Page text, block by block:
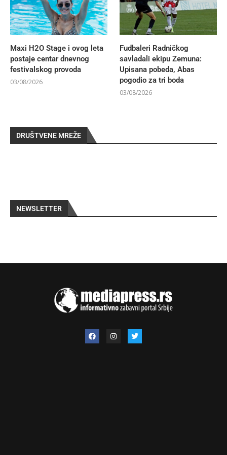
Maxi H2O Stage i ovog leta
postaje centar dnevnog
festivalskog provoda
03/08/2026
Fudbaleri Radničkog
savladali ekipu Zemuna:
Upisana pobeda, Abas
pogodio za tri boda
03/08/2026
DRUŠTVENE MREŽE
NEWSLETTER